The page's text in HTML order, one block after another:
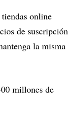
online
de suscripción
la misma
millones de